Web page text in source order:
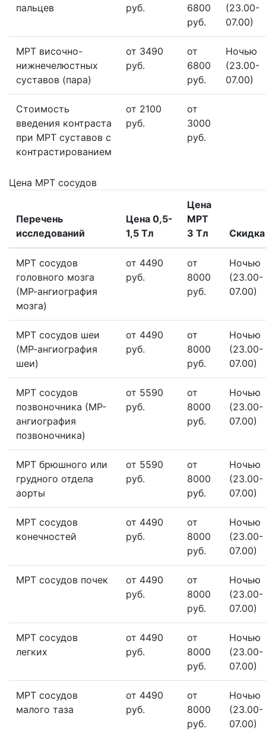
пальцев
руб.
6800
руб.
(23.00-
07.00)
МРТ височно-
нижнечелюстных
суставов (пара)
от 3490
руб.
от
6800
руб.
Ночью
(23.00-
07.00)
Стоимость
введения контраста
при МРТ суставов с
контрастированием
от 2100
руб.
от
3000
руб.
Цена МРТ сосудов
Перечень
исследований
Цена 0,5-
1,5 Тл
Цена
МРТ
3 Тл
Скидка
МРТ сосудов
головного мозга
(МР-ангиография
мозга)
от 4490
руб.
от
8000
руб.
Ночью
(23.00-
07.00)
МРТ сосудов шеи
(МР-ангиография
шеи)
от 4490
руб.
от
8000
руб.
Ночью
(23.00-
07.00)
МРТ сосудов
позвоночника (МР-
ангиография
позвоночника)
от 5590
руб.
от
8000
руб.
Ночью
(23.00-
07.00)
МРТ брюшного или
грудного отдела
аорты
от 5590
руб.
от
8000
руб.
Ночью
(23.00-
07.00)
МРТ сосудов
конечностей
от 4490
руб.
от
8000
руб.
Ночью
(23.00-
07.00)
МРТ сосудов почек
от 4490
руб.
от
8000
руб.
Ночью
(23.00-
07.00)
МРТ сосудов
легких
от 4490
руб.
от
8000
руб.
Ночью
(23.00-
07.00)
МРТ сосудов
малого таза
от 4490
руб.
от
8000
руб.
Ночью
(23.00-
07.00)